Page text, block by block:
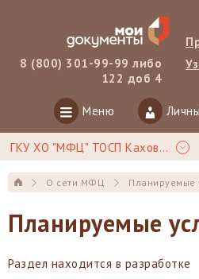
8 (800) 301-99-99 либо
122 доб 4
Меню
ГКУ ХО "МФЦ" ТОСП Каховка
О сети МФЦ Планируемые
Планируемые
Раздел находится в разработке